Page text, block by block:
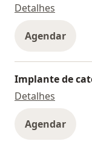
Detalhes
Agendar
Implante de
Detalhes
Agendar